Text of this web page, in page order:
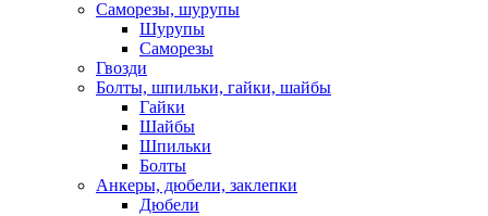
Саморезы, шурупы
Шурупы
Саморезы
Гвозди
Болты, шпильки, гайки, шайбы
Гайки
Шайбы
Шпильки
Болты
Анкеры, дюбели, заклепки
Дюбели